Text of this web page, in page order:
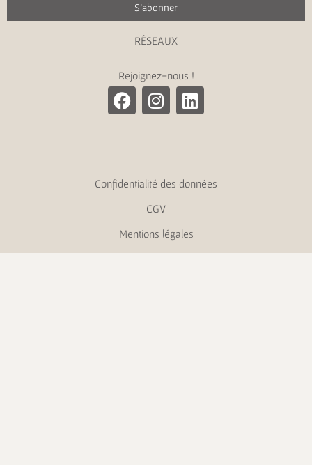
S'abonner
RÉSEAUX
Rejoignez-nous !
Confidentialité des données
CGV
Mentions légales